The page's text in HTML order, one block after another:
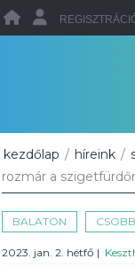
kezdőlap / híreink /
rozmár a
BALATON
2023. jan. 2. hétfő |